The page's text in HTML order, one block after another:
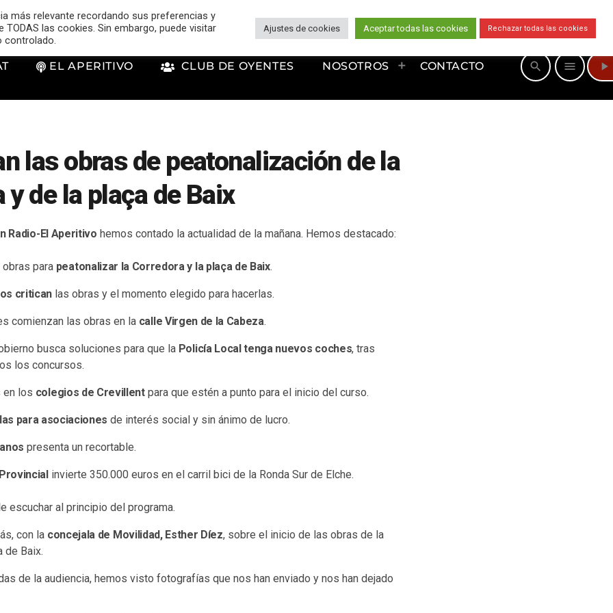
EL APERITIVO CLUB DE OYENTES NOSOTROS CONTACTO search menu play_arrow
las obras de peatonalización de la
y de la plaça de Baix
Radio-El Aperitivo hemos contado la actualidad de la mañana. Hemos destacado:
para peatonalizar la Corredora y la plaça de Baix.
critican las obras y el momento elegido para hacerlas.
comienzan las obras en la calle Virgen de la Cabeza.
busca soluciones para que la Policía Local tenga nuevos coches, tras
los concursos.
en los colegios de Crevillentpara que estén a punto para el inicio del curso.
para asociaciones de interés social y sin ánimo de lucro.
presenta un recortable.
invierte 350.000 euros en el carril bici de la Ronda Sur de Elche.
escuchar al principio del programa.
con la concejala de Movilidad, Esther Díez, sobre el inicio de las obras de la
de Baix.
de la audiencia, hemos visto fotografías que nos han enviado y nos han dejado
más relevante recordando sus preferencias y
las cookies. Sin embargo, puede visitar
controlado.
Ajustes de cookies Aceptar todas las cookies Rechazar todas las cookies